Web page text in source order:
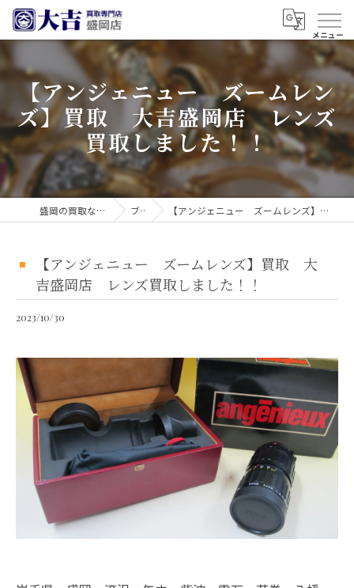
【アンジェニュー ズームレン
ズ】買取 大吉盛岡店 レンズ
買取しました！！
盛岡の買取なら買取大吉 盛岡店 ブログ 【アンジェニュー ズームレンズ】買取 大吉盛岡店 レンズ買取しました！！
【アンジェニュー ズームレンズ】買取 大
吉盛岡店 レンズ買取しました！！
2023/10/30